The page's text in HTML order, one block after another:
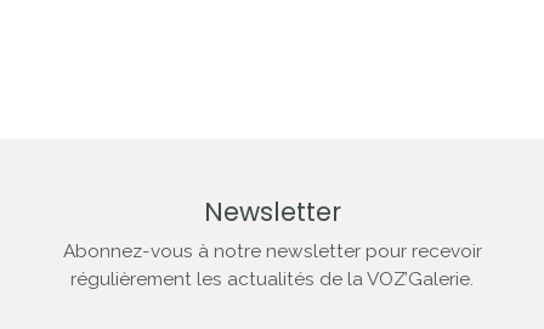
Newsletter
Abonnez-vous à notre newsletter pour recevoir
régulièrement les actualités de la VOZ’Galerie.